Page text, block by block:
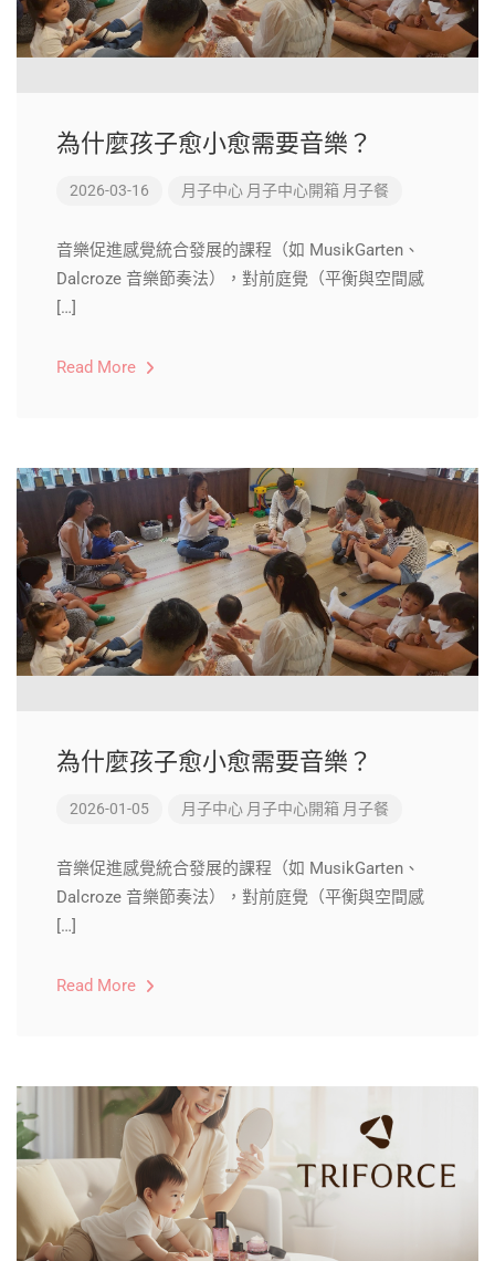
為什麼孩子愈小愈需要音樂？
2026-03-16 月子中心 月子中心開箱 月子餐
音樂促進感覺統合發展的課程（如 MusikGarten、
Dalcroze 音樂節奏法），對前庭覺（平衡與空間感
[…]
Read More
為什麼孩子愈小愈需要音樂？
2026-01-05 月子中心 月子中心開箱 月子餐
音樂促進感覺統合發展的課程（如 MusikGarten、
Dalcroze 音樂節奏法），對前庭覺（平衡與空間感
[…]
Read More